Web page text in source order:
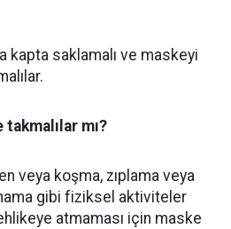
kapta saklamalı ve maskeyi
mı?
veya koşma, zıplama veya
gibi fiziksel aktiviteler
atmaması için maske